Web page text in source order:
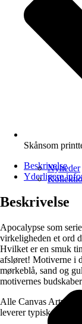
Nyheder
Skånsom
Beskrivelse
Yderligere
Beskrivelse
Apocalypse som
virkeligheden et ord
Hvilket er en smuk
afsløret! Motiverne i
mørkeblå, sand og
motivernes
Alle Canvas
leverer typisk 2-3